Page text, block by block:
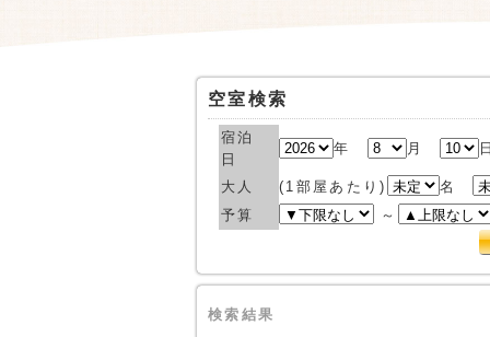
空室検索
宿泊
日
年 月
大人 (1部屋あたり)
名
予算
～
検索結果